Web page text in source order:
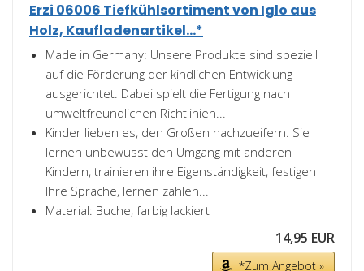
Erzi 06006 Tiefkühlsortiment von Iglo aus
Holz, Kaufladenartikel...*
Made in Germany: Unsere Produkte sind speziell
auf die Förderung der kindlichen Entwicklung
ausgerichtet. Dabei spielt die Fertigung nach
umweltfreundlichen Richtlinien...
Kinder lieben es, den Großen nachzueifern. Sie
lernen unbewusst den Umgang mit anderen
Kindern, trainieren ihre Eigenständigkeit, festigen
Ihre Sprache, lernen zählen...
Material: Buche, farbig lackiert
14,95 EUR
*Zum Angebot »